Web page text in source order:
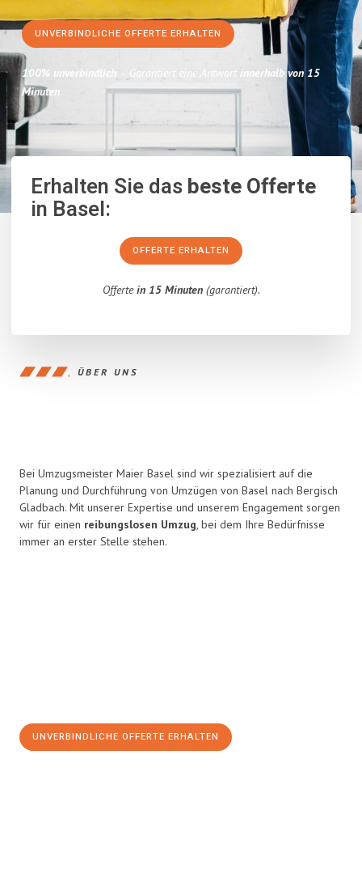
UNVERBINDLICHE OFFERTE ERHALTEN
100% unverbindlich – Garantiert eine Antwort innerhalb von 15
Minuten.
Erhalten Sie dasbeste Offerte
in Basel:
OFFERTE ERHALTEN
Offertein 15 Minuten(garantiert).
ÜBER UNS
Bei Umzugsmeister Maier Basel sind wir spezialisiert auf die
Planung und Durchführung von Umzügen von Basel nach Bergisch
Gladbach. Mit unserer Expertise und unserem Engagement sorgen
wir für einen reibungslosen Umzug, bei dem Ihre Bedürfnisse
immer an erster Stelle stehen.
UNVERBINDLICHE OFFERTE ERHALTEN